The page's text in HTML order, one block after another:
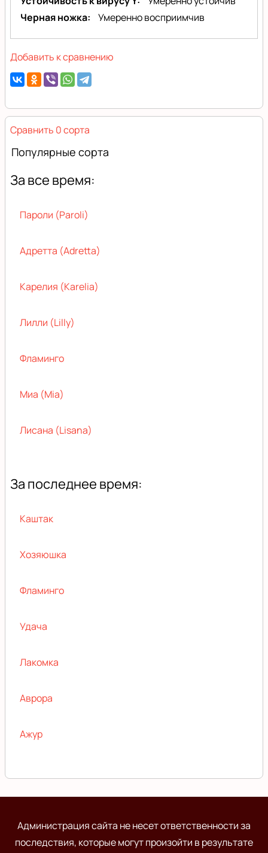
Черная ножка
Умеренно восприимчив
Добавить к сравнению
Сравнить 0 сорта
Популярные сорта
За все время:
Пароли (Paroli)
Адретта (Adretta)
Карелия (Karelia)
Лилли (Lilly)
Фламинго
Миа (Mia)
Лисана (Lisana)
За последнее время:
Каштак
Хозяюшка
Фламинго
Удача
Лакомка
Аврора
Ажур
Администрация сайта не несет ответственности за
последствия, которые могут произойти в результате